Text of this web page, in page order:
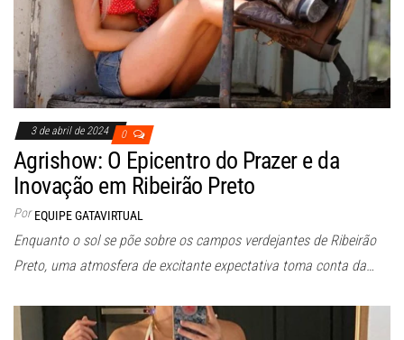
3 de abril de 2024 0
Agrishow: O Epicentro do Prazer e da
Inovação em Ribeirão Preto
Por EQUIPE GATAVIRTUAL
Enquanto o sol se põe sobre os campos verdejantes de Ribeirão
Preto, uma atmosfera de excitante expectativa toma conta da…